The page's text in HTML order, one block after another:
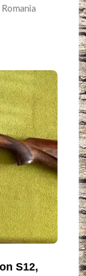
Romania
S12,